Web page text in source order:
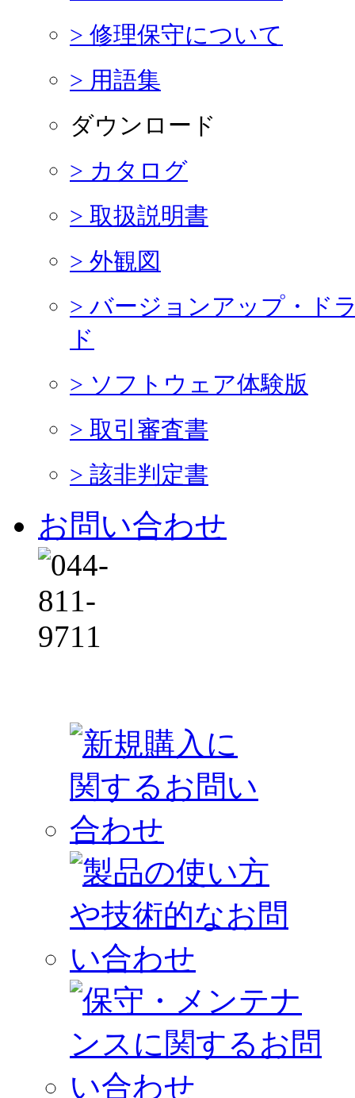
> 修理保守について
> 用語集
ダウンロード
> カタログ
> 取扱説明書
> 外観図
> バージョンアップ・ド
ド
> ソフトウェア体験版
> 取引審査書
> 該非判定書
お問い合わせ